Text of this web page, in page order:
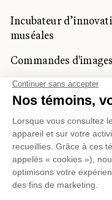
Incubateur
muséales
Commandes d'images
Prix Lynne-Cohen
ET PRIVÉE
Location d'espaces